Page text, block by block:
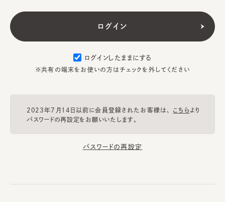
ログインしたままにする
※共有の端末をお使いの方はチェックを外してください
2023年7月14日以前に会員登録されたお客様は、 こちらより
パスワードの再設定をお願いいたします。
パスワードの再設定